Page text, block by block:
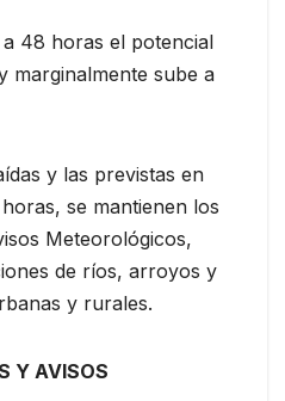
48 horas el potencial
marginalmente sube a
y las previstas en
se mantienen los
Meteorológicos,
de ríos, arroyos y
y rurales.
Y AVISOS